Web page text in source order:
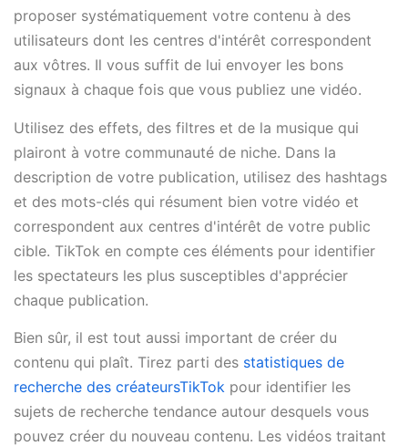
proposer systématiquement votre contenu à des
utilisateurs dont les centres d'intérêt correspondent
aux vôtres. Il vous suffit de lui envoyer les bons
signaux à chaque fois que vous publiez une vidéo.
Utilisez des effets, des filtres et de la musique qui
plairont à votre communauté de niche. Dans la
description de votre publication, utilisez des hashtags
et des mots-clés qui résument bien votre vidéo et
correspondent aux centres d'intérêt de votre public
cible. TikTok en compte ces éléments pour identifier
les spectateurs les plus susceptibles d'apprécier
chaque publication.
Bien sûr, il est tout aussi important de créer du
contenu qui plaît. Tirez parti des statistiques de
recherche des créateursTikTok pour identifier les
sujets de recherche tendance autour desquels vous
pouvez créer du nouveau contenu. Les vidéos traitant